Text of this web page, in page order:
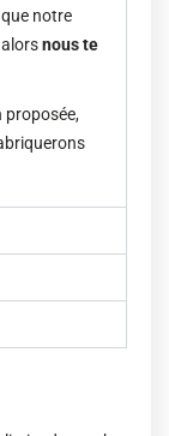
notre
nous te
proposée,